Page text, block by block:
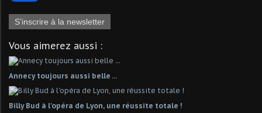
S'inscrire à la newsletter
Vous aimerez aussi :
Annecy toujours aussi belle ...
Billy Bud à l'opéra de Lyon, une réussite totale !